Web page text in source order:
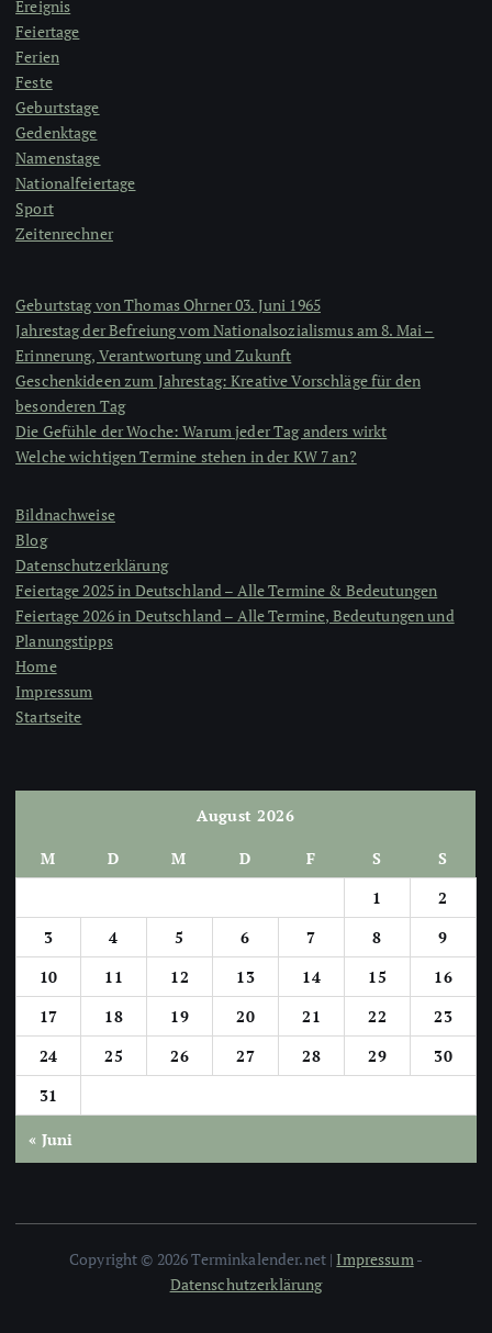
Ereignis
Feiertage
Ferien
Feste
Geburtstage
Gedenktage
Namenstage
Nationalfeiertage
Sport
Zeitenrechner
Geburtstag von Thomas Ohrner 03. Juni 1965
Jahrestag der Befreiung vom Nationalsozialismus am 8. Mai –
Erinnerung, Verantwortung und Zukunft
Geschenkideen zum Jahrestag: Kreative Vorschläge für den
besonderen Tag
Die Gefühle der Woche: Warum jeder Tag anders wirkt
Welche wichtigen Termine stehen in der KW 7 an?
Bildnachweise
Blog
Datenschutzerklärung
Feiertage 2025 in Deutschland – Alle Termine & Bedeutungen
Feiertage 2026 in Deutschland – Alle Termine, Bedeutungen und
Planungstipps
Home
Impressum
Startseite
August 2026
M D M D F S
S
1
2
3
4 5 6 7 8
9
10
11 12 13 14 15
16
17
18 19 20 21 22
23
24
25 26 27 28 29
30
31
« Juni
Copyright © 2026 Terminkalender.net | Impressum-
Datenschutzerklärung